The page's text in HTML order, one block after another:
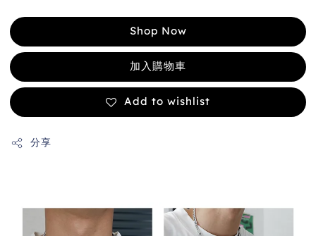
Shop Now
加入購物車
Add to wishlist
分享